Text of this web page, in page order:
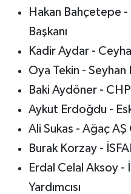
Hakan Bahçetepe
Başkanı
Kadir Aydar -
Oya Tekin - Seyhan
Baki Aydöner -
Aykut Erdoğdu -
Ali Sukas - Ağaç
Burak Korzay -
Erdal Celal Aksoy -
Yardımcısı